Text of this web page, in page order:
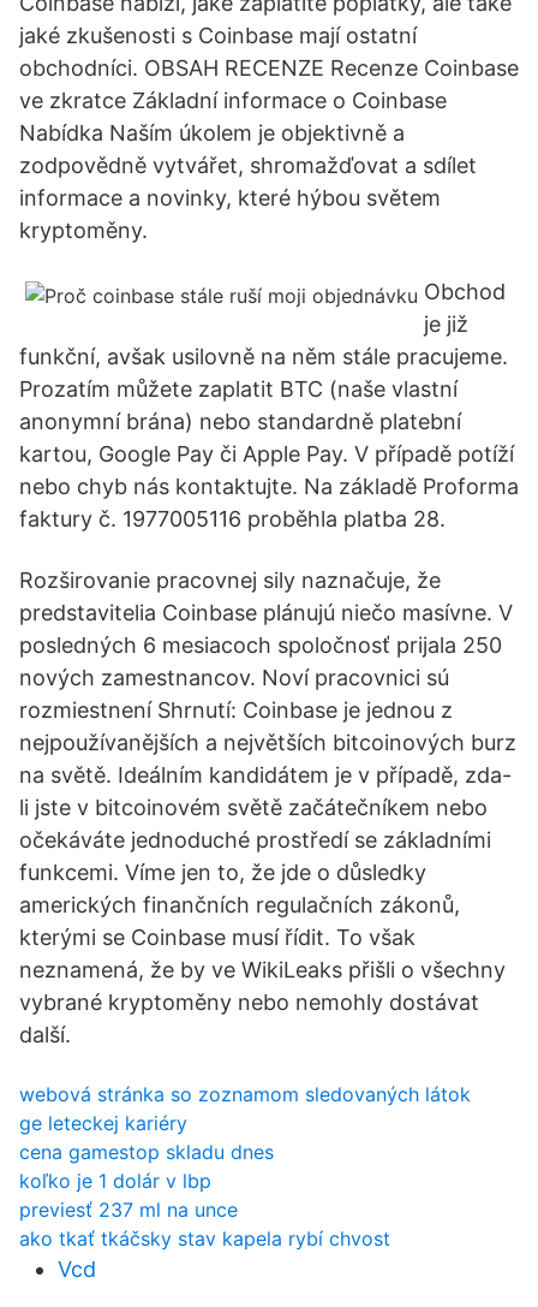
jaké zkušenosti s Coinbase mají ostatní
obchodníci. OBSAH RECENZE Recenze Coinbase
ve zkratce Základní informace o Coinbase
Nabídka Naším úkolem je objektivně a
zodpovědně vytvářet, shromažďovat a sdílet
informace a novinky, které hýbou světem
kryptoměny.
Obchod
je již
funkční, avšak usilovně na něm stále pracujeme.
Prozatím můžete zaplatit BTC (naše vlastní
anonymní brána) nebo standardně platební
kartou, Google Pay či Apple Pay. V případě potíží
nebo chyb nás kontaktujte. Na základě Proforma
faktury č. 1977005116 proběhla platba 28.
Rozširovanie pracovnej sily naznačuje, že
predstavitelia Coinbase plánujú niečo masívne. V
posledných 6 mesiacoch spoločnosť prijala 250
nových zamestnancov. Noví pracovnici sú
rozmiestnení Shrnutí: Coinbase je jednou z
nejpoužívanějších a největších bitcoinových burz
na světě. Ideálním kandidátem je v případě, zda-
li jste v bitcoinovém světě začátečníkem nebo
očekáváte jednoduché prostředí se základními
funkcemi. Víme jen to, že jde o důsledky
amerických finančních regulačních zákonů,
kterými se Coinbase musí řídit. To však
neznamená, že by ve WikiLeaks přišli o všechny
vybrané kryptoměny nebo nemohly dostávat
další.
webová stránka so zoznamom sledovaných látok
ge leteckej kariéry
cena gamestop skladu dnes
koľko je 1 dolár v lbp
previesť 237 ml na unce
ako tkať tkáčsky stav kapela rybí chvost
Vcd